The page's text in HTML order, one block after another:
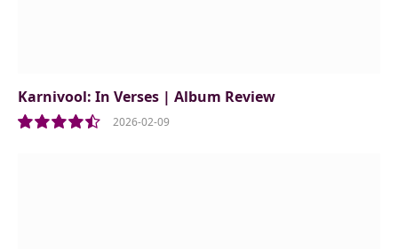
Karnivool: In Verses | Album Review
2026-02-09